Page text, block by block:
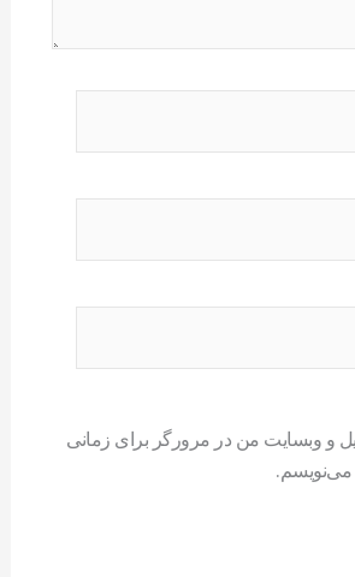
و وبسایت من در مرورگر برای زمانی
می‌نویسم.